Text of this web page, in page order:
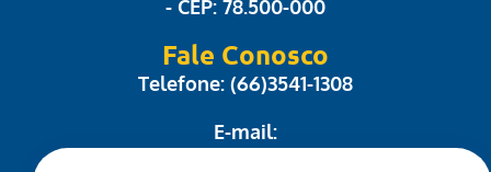
- CEP: 78.500-000
Fale Conosco
Telefone: (66)3541-1308
E-mail:
administrativo@camaracolider.mt.gov.br